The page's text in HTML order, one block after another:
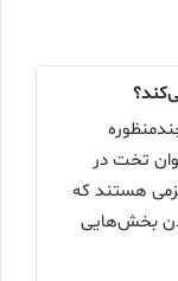
تخت در
هستند که
بخش‌هایی